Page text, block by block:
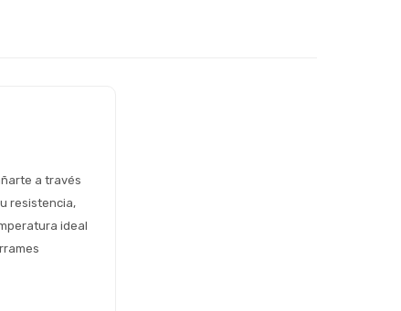
a través
resistencia,
ideal